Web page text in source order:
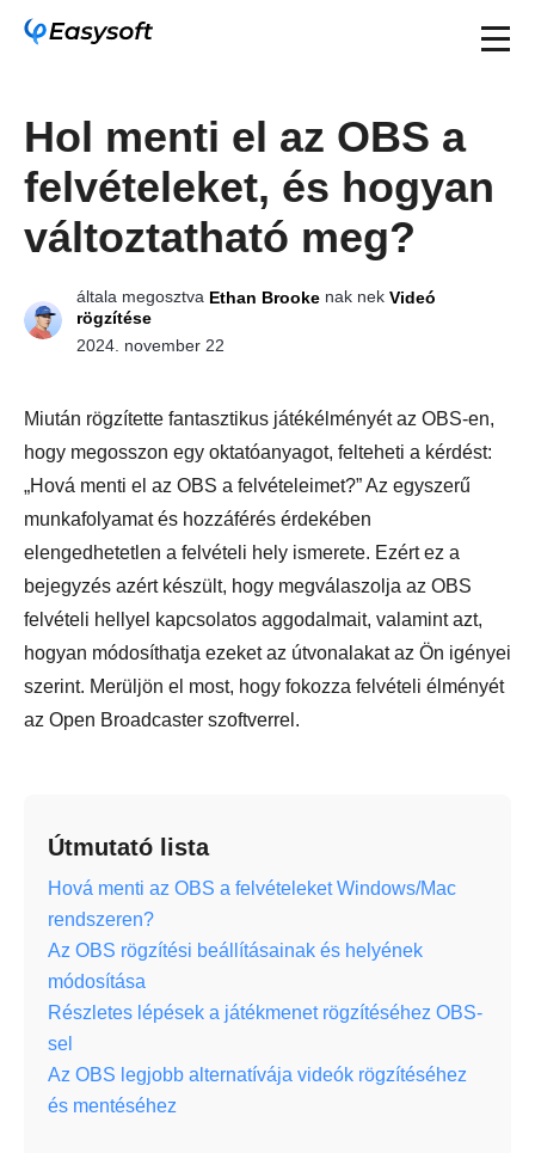
Hol menti el az OBS a
felvételeket, és hogyan
változtatható meg?
általa megosztva Ethan Brooke nak nek Videó
rögzítése
2024. november 22
Miután rögzítette fantasztikus játékélményét az OBS-en,
hogy megosszon egy oktatóanyagot, felteheti a kérdést:
„Hová menti el az OBS a felvételeimet?” Az egyszerű
munkafolyamat és hozzáférés érdekében
elengedhetetlen a felvételi hely ismerete. Ezért ez a
bejegyzés azért készült, hogy megválaszolja az OBS
felvételi hellyel kapcsolatos aggodalmait, valamint azt,
hogyan módosíthatja ezeket az útvonalakat az Ön igényei
szerint. Merüljön el most, hogy fokozza felvételi élményét
az Open Broadcaster szoftverrel.
Útmutató lista
Hová menti az OBS a felvételeket Windows/Mac
rendszeren?
Az OBS rögzítési beállításainak és helyének
módosítása
Részletes lépések a játékmenet rögzítéséhez OBS-
sel
Az OBS legjobb alternatívája videók rögzítéséhez
és mentéséhez